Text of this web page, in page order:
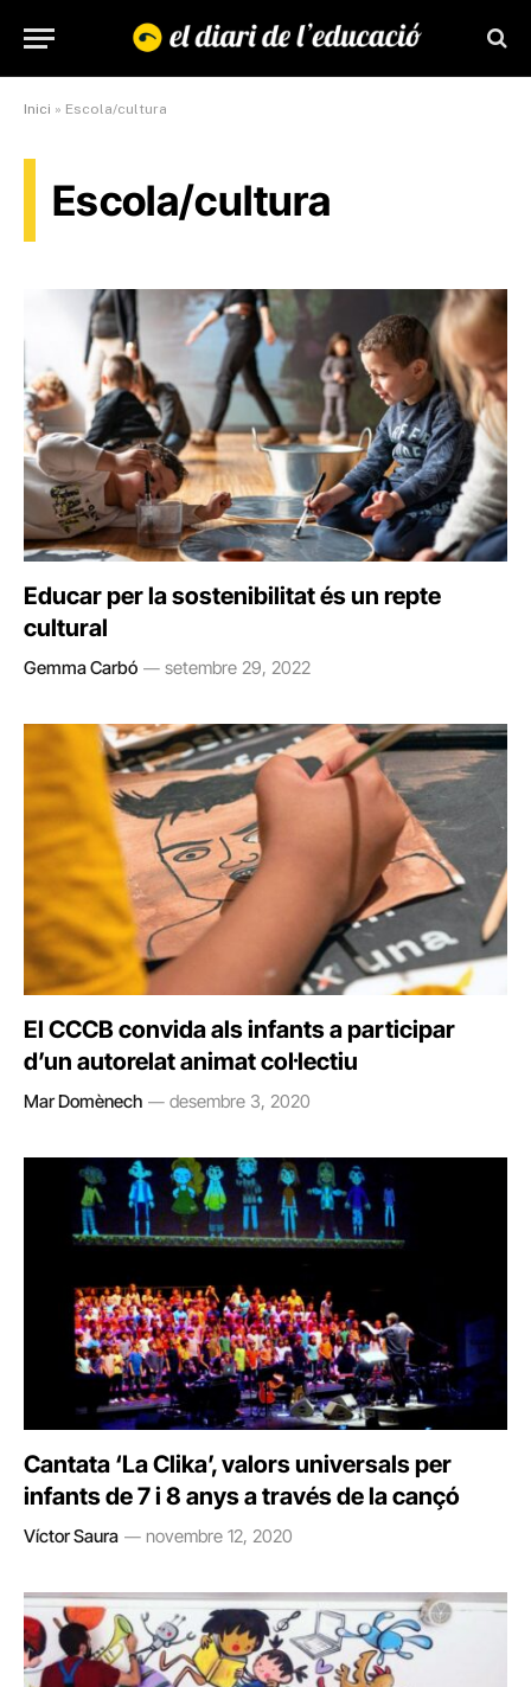
Inici » Escola/cultura
Escola/cultura
Educar per la sostenibilitat és un repte
cultural
Gemma Carbó setembre 29, 2022
El CCCB convida als infants a participar
d’un autorelat animat col·lectiu
Mar Domènech desembre 3, 2020
Cantata ‘La Clika’, valors universals per
infants de 7 i 8 anys a través de la cançó
Víctor Saura novembre 12, 2020